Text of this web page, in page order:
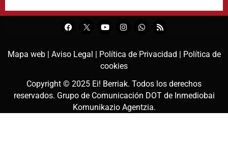
Mapa web | Aviso Legal | Política de Privacidad |
Política de
cookies
Copyright © 2025 Ei! Berriak. Todos los derechos
reservados. Grupo de Comunicación DOT de Inmediobai
Komunikazio Agentzia.